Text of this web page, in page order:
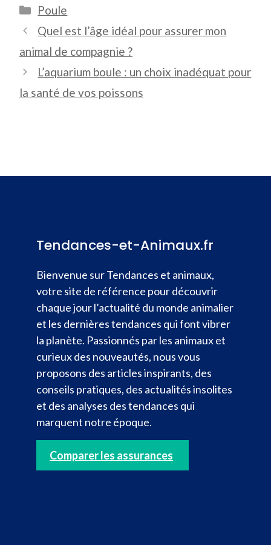
Catégories
Poule
Quel est l’âge idéal pour assurer mon
animal de compagnie ?
L’aquarium boule : un choix inadéquat pour
la santé de vos poissons
Tendances-et-Animaux.fr
Bienvenue sur Tendances et animaux,
votre site de référence pour découvrir
chaque jour l’actualité du monde animalier
et les dernières tendances qui font vibrer
la planète. Passionnés par les animaux et
curieux des nouveautés, nous vous
proposons des articles inspirants, des
conseils pratiques, des actualités insolites
et des analyses des tendances qui
marquent notre époque.
Comparer les assurances